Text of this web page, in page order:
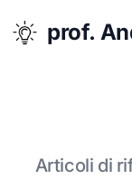
prof.
Articoli di